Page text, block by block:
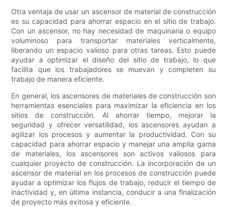
Otra ventaja de usar un ascensor de material de construcción
es su capacidad para ahorrar espacio en el sitio de trabajo.
Con un ascensor, no hay necesidad de maquinaria o equipo
voluminoso para transportar materiales verticalmente,
liberando un espacio valioso para otras tareas. Esto puede
ayudar a optimizar el diseño del sitio de trabajo, lo que
facilita que los trabajadores se muevan y completen su
trabajo de manera eficiente.
En general, los ascensores de materiales de construcción son
herramientas esenciales para maximizar la eficiencia en los
sitios de construcción. Al ahorrar tiempo, mejorar la
seguridad y ofrecer versatilidad, los ascensores ayudan a
agilizar los procesos y aumentar la productividad. Con su
capacidad para ahorrar espacio y manejar una amplia gama
de materiales, los ascensores son activos valiosos para
cualquier proyecto de construcción. La incorporación de un
ascensor de material en los procesos de construcción puede
ayudar a optimizar los flujos de trabajo, reducir el tiempo de
inactividad y, en última instancia, conducir a una finalización
de proyecto más exitosa y eficiente.